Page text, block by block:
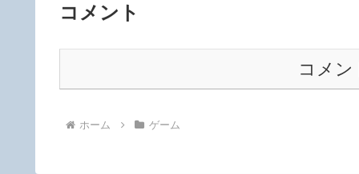
コメント
コメン
ホーム ゲーム